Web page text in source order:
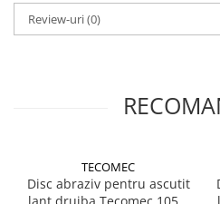
Date tehnice:
Tensiune de alimentare: 230 V / 50
Review-uri(0)
TECOMEC
Disc abraziv pentru ascutit